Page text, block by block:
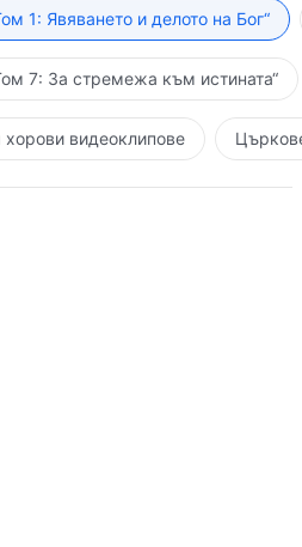
1: Явяването и делото на Бог“
7: За стремежа към истината“
хорови видеоклипове